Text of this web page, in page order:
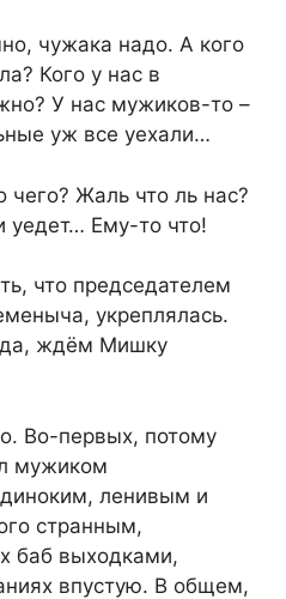
чужака надо. А кого
Кого у нас в
У нас мужиков-то –
уж все уехали…
Жаль что ль нас?
уедет… Ему-то что!
что председателем
укреплялась.
да, ждём Мишку
Во-первых, потому
мужиком
ленивым и
странным,
баб выходками,
впустую. В общем,